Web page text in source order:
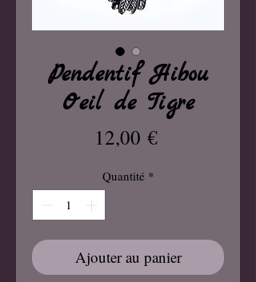
Pendentif Hibou
Oeil de Tigre
12,00 €Prix
Quantité *
Ajouter au panier